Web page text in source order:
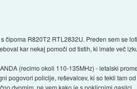
čipoma R820T2 RTL2832U. Preden sem se
kar nekaj pomoči od tistih, ki imate več
(recimo okoli 110-135MHz) - letalski
pogovori policije, reševalcev, ki so tekli tam